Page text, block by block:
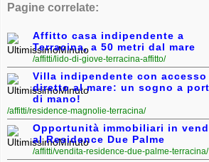
Pagine correlate:
Affitto casa indipendente a
Terracina, a 50 metri dal mare
/affitti/lido-di-giove-terracina-affitto/
Villa indipendente con accesso
diretto al mare: un sogno a
di mano!
/affitti/residence-magnolie-terracina/
Opportunità immobiliari in
al Residence Due Palme
/affitti/vendita-residence-due-palme-terracina/